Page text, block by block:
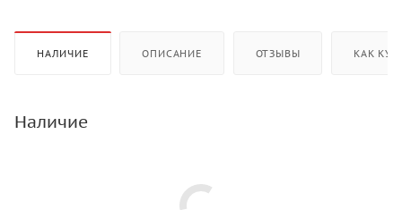
НАЛИЧИЕ ОПИСАНИЕ ОТЗЫВЫ КАК
Наличие